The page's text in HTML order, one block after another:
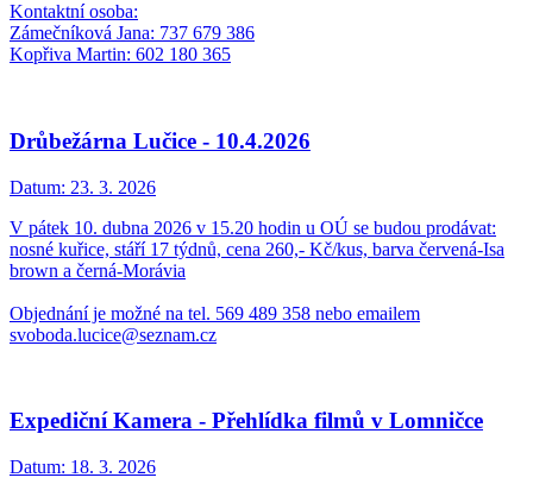
Kontaktní osoba:
Zámečníková Jana: 737 679 386
Kopřiva Martin: 602 180 365
Drůbežárna Lučice - 10.4.2026
Datum: 23. 3. 2026
V pátek 10. dubna 2026 v 15.20 hodin u OÚ se budou prodávat:
nosné kuřice, stáří 17 týdnů, cena 260,- Kč/kus, barva červená-Isa
brown a černá-Morávia
Objednání je možné na tel. 569 489 358 nebo emailem
svoboda.lucice@seznam.cz
Expediční Kamera - Přehlídka filmů v Lomničce
Datum: 18. 3. 2026